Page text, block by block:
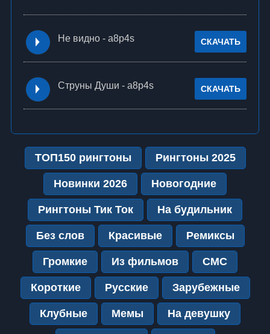
Не видно - a8p4s СКАЧАТЬ
Струны Души - a8p4s СКАЧАТЬ
ТОП150 рингтоны Рингтоны 2025
Новинки 2026 Новогодние
Рингтоны Тик Ток На будильник
Без слов Красивые Ремиксы
Громкие Из фильмов СМС
Короткие Русские Зарубежные
Клубные Мемы На девушку